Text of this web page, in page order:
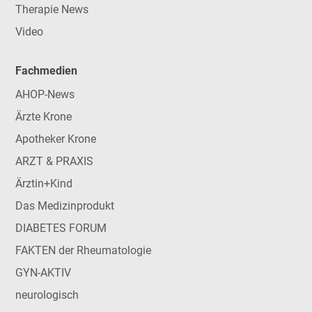
Therapie News
Video
Fachmedien
AHOP-News
Ärzte Krone
Apotheker Krone
ARZT & PRAXIS
Ärztin+Kind
Das Medizinprodukt
DIABETES FORUM
FAKTEN der Rheumatologie
GYN-AKTIV
neurologisch